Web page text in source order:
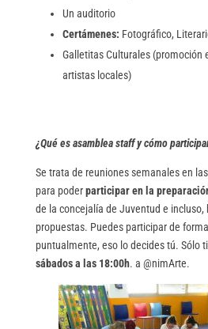
Un auditorio
Certámenes: Fotográfico,
Galletitas Culturales (promoción
artistas locales)
¿Qué es asamblea staff y cómo
Se trata de reuniones semanales en
para poderparticipar en la
de la concejalía de Juventud e incluso,
propuestas. Puedes participar de
puntualmente, eso lo decides tú. Sólo
sábados a las 18:00h. a @nimArte.